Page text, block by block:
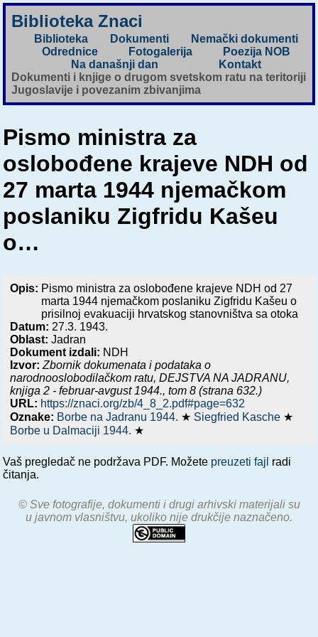
Biblioteka Znaci
Biblioteka Dokumenti
Nemački dokumenti
Odrednice
Fotogalerija
Poezija NOB
Na današnji dan
Kontakt
Dokumenti i knjige o drugom svetskom ratu na teritoriji
Jugoslavije i povezanim zbivanjima
Pismo ministra za
oslobođene krajeve NDH od
27 marta 1944 njemačkom
poslaniku Zigfridu Kašeu
o…
Opis: Pismo ministra za oslobođene krajeve NDH od 27
marta 1944 njemačkom poslaniku Zigfridu Kašeu o
prisilnoj evakuaciji hrvatskog stanovništva sa otoka
Datum: 27.3. 1943.
Oblast: Jadran
Dokument izdali: NDH
Izvor: Zbornik dokumenata i podataka o
narodnooslobodilačkom ratu,DEJSTVA NA JADRANU,
knjiga 2 - februar-avgust 1944., tom 8 (strana 632.)
URL: https://znaci.org/zb/4_8_2.pdf#page=632
Oznake: Borbe na Jadranu 1944. ★ Siegfried Kasche ★
Borbe u Dalmaciji 1944. ★
Vaš pregledač ne podržava PDF. Možete preuzeti fajl radi
čitanja.
© Sve fotografije, dokumenti i drugi arhivski materijali su
u javnom vlasništvu, ukoliko nije drukčije naznačeno.